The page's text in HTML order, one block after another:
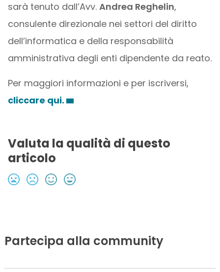
sarà tenuto dall’Avv. Andrea Reghelin,
consulente direzionale nei settori del diritto
dell’informatica e della responsabilità
amministrativa degli enti dipendente da reato.
Per maggiori informazioni e per iscriversi,
cliccare qui.
Valuta la qualità di questo
articolo
Partecipa alla community